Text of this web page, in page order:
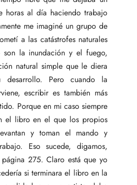
horas al día haciendo trabajo
me imaginé un grupo de
a las catástrofes naturales
son la inundación y el fuego,
natural simple que le diera
Pero cuando la
escribir es también más
Porque en mi caso siempre
el libro en el que los propios
y toman el mando y
Eso sucede, digamos,
275. Claro está que yo
si terminara el libro en la